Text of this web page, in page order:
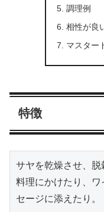
調理例
相性が良
マスター
特徴
サヤを乾燥させ、
料理にかけたり、
セージに添えたり。